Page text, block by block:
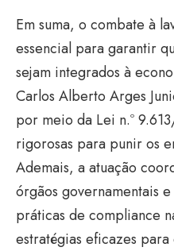
Em suma, o combate à
essencial para garantir
sejam integrados à
Carlos Alberto Arges
por meio da Lei n.º
rigorosas para punir os
Ademais, a atuação
órgãos governamentais
práticas de compliance
estratégias eficazes